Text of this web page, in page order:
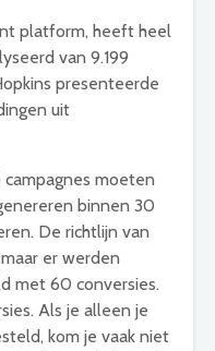
platform, heeft heel
van 9.199
presenteerde
uit
moeten
binnen 30
De richtlijn van
er werden
met 60 conversies.
Als je alleen je
kom je vaak niet